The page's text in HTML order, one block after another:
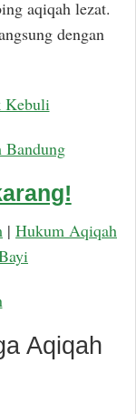
aqiqah lezat.
dengan
Kebuli
Bandung
| Hukum Aqiqah
Aqiqah